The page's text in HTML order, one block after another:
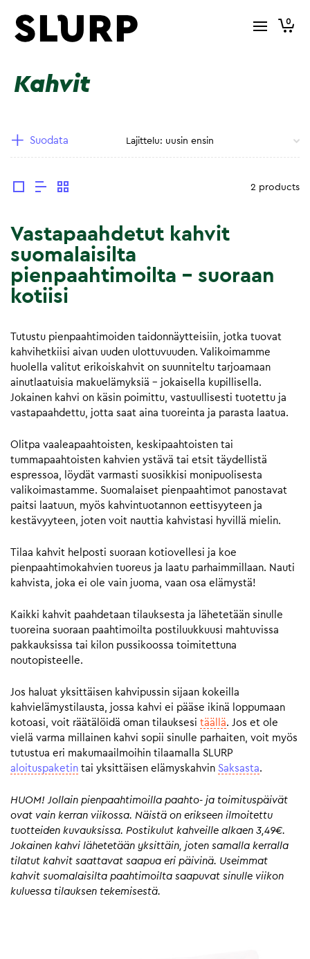
0
Kahvit
Suodata
2 products
Vastapaahdetut kahvit
suomalaisilta
pienpaahtimoilta – suoraan
kotiisi
Tutustu pienpaahtimoiden taidonnäytteisiin, jotka tuovat
kahvihetkiisi aivan uuden ulottuvuuden. Valikoimamme
huolella valitut erikoiskahvit on suunniteltu tarjoamaan
ainutlaatuisia makuelämyksiä – jokaisella kupillisella.
Jokainen kahvi on käsin poimittu, vastuullisesti tuotettu ja
vastapaahdettu, jotta saat aina tuoreinta ja parasta laatua.
Olitpa vaaleapaahtoisten, keskipaahtoisten tai
tummapaahtoisten kahvien ystävä tai etsit täydellistä
espressoa, löydät varmasti suosikkisi monipuolisesta
valikoimastamme. Suomalaiset pienpaahtimot panostavat
paitsi laatuun, myös kahvintuotannon eettisyyteen ja
kestävyyteen, joten voit nauttia kahvistasi hyvillä mielin.
Tilaa kahvit helposti suoraan kotiovellesi ja koe
pienpaahtimokahvien tuoreus ja laatu parhaimmillaan. Nauti
kahvista, joka ei ole vain juoma, vaan osa elämystä!
Kaikki kahvit paahdetaan tilauksesta ja lähetetään sinulle
tuoreina suoraan paahtimoilta postiluukkuusi mahtuvissa
pakkauksissa tai kilon pussikoossa toimitettuna
noutopisteelle.
Jos haluat yksittäisen kahvipussin sijaan kokeilla
kahvielämystilausta, jossa kahvi ei pääse ikinä loppumaan
kotoasi, voit räätälöidä oman tilauksesi täällä. Jos et ole
vielä varma millainen kahvi sopii sinulle parhaiten, voit myös
tutustua eri makumaailmoihin tilaamalla SLURP
aloituspaketin tai yksittäisen elämyskahvin Saksasta.
HUOM! Jollain pienpaahtimoilla paahto- ja toimituspäivät
ovat vain kerran viikossa. Näistä on erikseen ilmoitettu
tuotteiden kuvauksissa. Postikulut kahveille alkaen 3,49€.
Jokainen kahvi lähetetään yksittäin, joten samalla kerralla
tilatut kahvit saattavat saapua eri päivinä. Useimmat
kahvit suomalaisilta paahtimoilta saapuvat sinulle viikon
kuluessa tilauksen tekemisestä.